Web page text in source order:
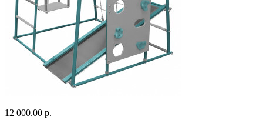
12 000.00 р.